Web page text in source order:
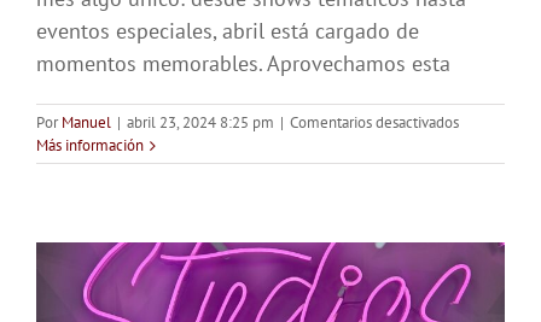
eventos especiales, abril está cargado de
momentos memorables. Aprovechamos esta
PorManuel | abril 23, 2024 8:25 pm | Comentarios desactivadosen
Abril
Manizales
Más información